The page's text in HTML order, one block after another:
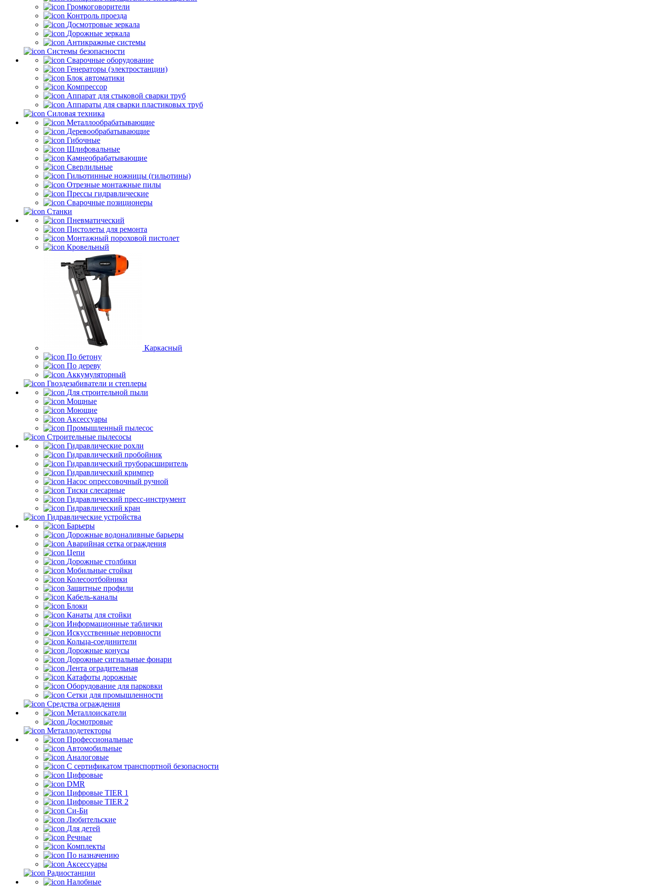
Громкоговорители
Контроль проезда
Досмотровые зеркала
Дорожные зеркала
Антикражные системы
Системы безопасности
Сварочные оборудование
Генераторы (электростанции)
Блок автоматики
Компрессор
Аппарат для стыковой сварки труб
Аппараты для сварки пластиковых труб
Силовая техника
Металлообрабатывающие
Деревообрабатывающие
Гибочные
Шлифовальные
Камнеобрабатывающие
Сверлильные
Гильотинные ножницы (гильотины)
Отрезные монтажные пилы
Прессы гидравлические
Сварочные позиционеры
Станки
Пневматический
Пистолеты для ремонта
Монтажный пороховой пистолет
Кровельный
Каркасный
По бетону
По дереву
Аккумуляторный
Гвоздезабиватели и степлеры
Для строительной пыли
Мощные
Моющие
Аксессуары
Промышленный пылесос
Строительные пылесосы
Гидравлические рохли
Гидравлический пробойник
Гидравлический труборасширитель
Гидравлический кримпер
Насос опрессовочный ручной
Тиски слесарные
Гидравлический пресс-инструмент
Гидравлический кран
Гидравлические устройства
Барьеры
Дорожные водоналивные барьеры
Аварийная сетка ограждения
Цепи
Дорожные столбики
Мобильные стойки
Колесоотбойники
Защитные профили
Кабель-каналы
Блоки
Канаты для стойки
Информационные таблички
Искусственные неровности
Кольца-соединители
Дорожные конусы
Дорожные сигнальные фонари
Лента оградительная
Катафоты дорожные
Оборудование для парковки
Сетки для промышленности
Средства ограждения
Металлоискатели
Досмотровые
Металлодетекторы
Профессиональные
Автомобильные
Аналоговые
С сертификатом транспортной безопасности
Цифровые
DMR
Цифровые TIER 1
Цифровые TIER 2
Си-Би
Любительские
Для детей
Речные
Комплекты
По назначению
Аксессуары
Радиостанции
Налобные